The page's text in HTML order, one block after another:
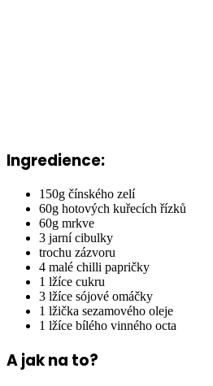
Ingredience:
150g čínského zelí
60g hotových kuřecích řízků
60g mrkve
3 jarní cibulky
trochu zázvoru
4 malé chilli papričky
1 lžíce cukru
3 lžíce sójové omáčky
1 lžička sezamového oleje
1 lžíce bílého vinného octa
A jak na to?